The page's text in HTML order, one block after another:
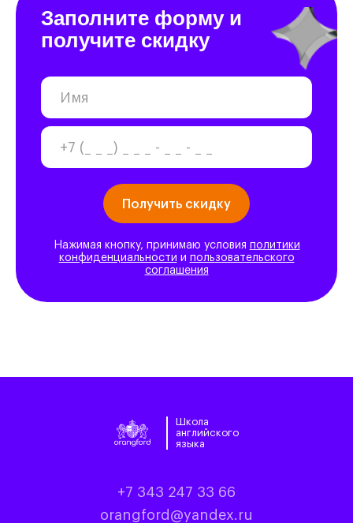
Заполните форму и
получите скидку
Нажимая кнопку, принимаю условия политики
конфиденциальности и пользовательского
соглашения
Школа
английского
языка
+7 343 247 33 66
orangford@yandex.ru